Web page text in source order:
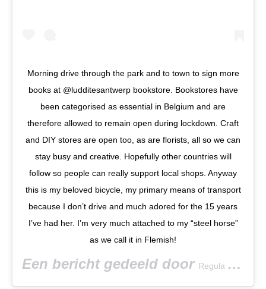
Morning drive through the park and to town to sign more
books at @ludditesantwerp bookstore. Bookstores have
been categorised as essential in Belgium and are
therefore allowed to remain open during lockdown. Craft
and DIY stores are open too, as are florists, all so we can
stay busy and creative. Hopefully other countries will
follow so people can really support local shops. Anyway
this is my beloved bicycle, my primary means of transport
because I don’t drive and much adored for the 15 years
I’ve had her. I’m very much attached to my “steel horse”
as we call it in Flemish!
Een bericht gedeeld door Regula Ysewijn